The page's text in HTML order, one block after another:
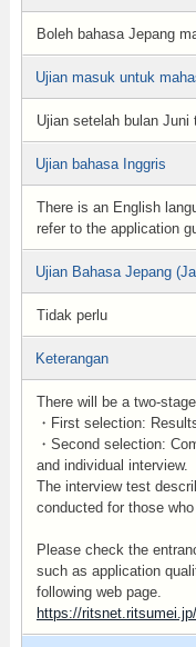
Boleh bahasa Jepang
Ujian masuk untuk
Ujian setelah bulan Juni
Ujian bahasa Inggris
There is an English
refer to the application
Ujian Bahasa Jepang
Tidak perlu
Keterangan
There will be a two-
・First selection:
・Second selection:
and individual interview.
The interview test
conducted for those
Please check the
such as application
following web page.
https://